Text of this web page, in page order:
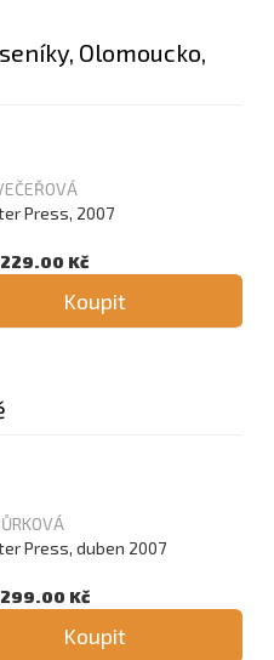
Olomoucko,
Press, 2007
Kč
Koupit
Press, duben 2007
Kč
Koupit